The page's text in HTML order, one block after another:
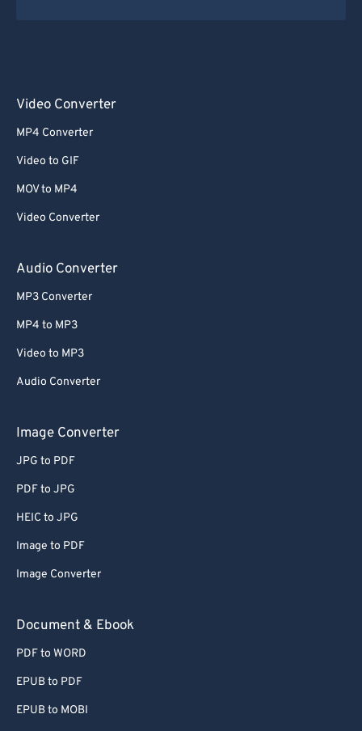
Video Converter
MP4 Converter
Video to GIF
MOV to MP4
Video Converter
Audio Converter
MP3 Converter
MP4 to MP3
Video to MP3
Audio Converter
Image Converter
JPG to PDF
PDF to JPG
HEIC to JPG
Image to PDF
Image Converter
Document & Ebook
PDF to WORD
EPUB to PDF
EPUB to MOBI